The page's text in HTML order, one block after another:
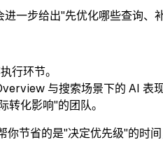
一步给出"先优化哪些查询、
行环节。
与搜索场景下的 AI 表现
化影响"的团队。
节省的是"决定优先级"的时间